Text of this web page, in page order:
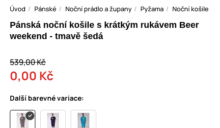
Úvod Pánské Noční prádlo a župany Pyžama Noční košile
Pánská noční košile s krátkým rukávem Beer
weekend - tmavě šedá
539,00 Kč
0,00 Kč
Další barevné variace: